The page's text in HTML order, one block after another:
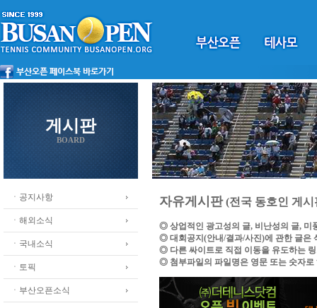
게시판
BOARD
ㆍ공지사항
ㆍ해외소식
ㆍ국내소식
ㆍ토픽
ㆍ부산오픈소식
자유게시판(전국 동호인 게시
◎ 상업적인 광고성의 글, 비난성의 글, 미
◎ 대회공지(안내/결과/사진)에 관한 글은
◎ 다른 싸이트로 직접 이동을 유도하는
◎ 첨부파일의 파일명은 영문 또는 숫자로